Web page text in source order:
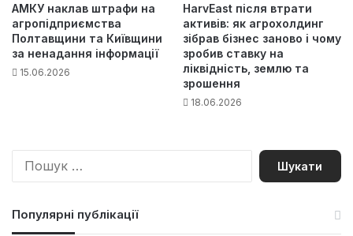
АМКУ наклав штрафи на
агропідприємства
Полтавщини та Київщини
за ненадання інформації
15.06.2026
HarvEast після втрати
активів: як агрохолдинг
зібрав бізнес заново і чому
зробив ставку на
ліквідність, землю та
зрошення
18.06.2026
П
Популярні публікації